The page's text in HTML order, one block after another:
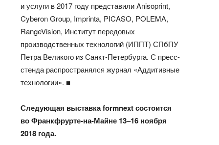
и услуги в 2017 году представили Anisoprint,
Cyberon Group, Imprinta, PICASO, POLEMА,
RangeVision, Институт передовых
производственных технологий (ИППТ) СПбПУ
Петра Великого из Санкт-Петербурга. С пресс-
стенда распространялся журнал «Аддитивные
технологии». ■
Следующая выставка formnext состоится
во Франкфрурте-на-Майне 13–16 ноября
2018 года.